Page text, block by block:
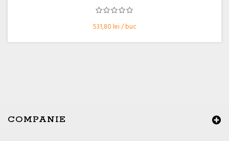
531,80 lei / buc
COMPANIE